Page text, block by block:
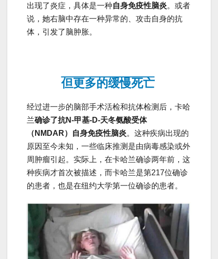
出现了炎症，具体是一种自身免疫性脑炎。或者
说，她右脑中存在一种异常的、攻击自身的抗
体，引发了脑肿胀。
但更多的缓慢死亡
经过进一步的脑部手术活检和抗体检测后，卡哈
兰确诊了抗N-甲基-D-天冬氨酸受体
（NMDAR）自身免疫性脑炎。这种疾病出现的
原因至今未知，一些临床推测是由病毒感染或外
周肿瘤引起。实际上，在卡哈兰确诊两年前，这
种疾病才首次被描述，而卡哈兰是第217位确诊
的患者，也是在纽约大学第一位确诊的患者。